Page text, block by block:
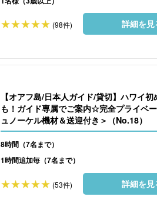
(98件) 詳細を見
【オアフ島/日本人ガイド/貸切】ハワイ初
も！ガイド専属でご案内☆完全プライベ
ュノーケル機材＆送迎付き＞（No.18）
8時間（7名まで）
1時間追加毎（7名まで）
(53件) 詳細を見